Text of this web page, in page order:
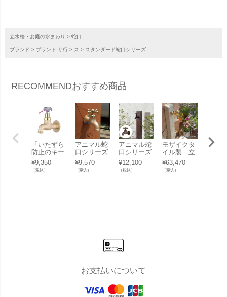
立水栓・お庭の水まわり 蛇口
ブランド ブランド サ行 ス スタンダード蛇口シリーズ
RECOMMENDおすすめ商品
「いたずら
防止のキー
付き蛇口」
キー付き蛇
口 真鍮 日
¥9,350
（税込）
アニマル蛇
口シリーズ
スタンダー
ド蛇口 十字
ハンドル ＜
¥9,570
（税込）
アニマル蛇
口シリーズ
「スタンダ
ード蛇口 十
字ハンドル
¥12,100
（税込）
モザイクタ
イル製 立
水栓「モゼ
ック 補助蛇
口仕様」
¥63,470
（税込）
「ア
お支払いについて